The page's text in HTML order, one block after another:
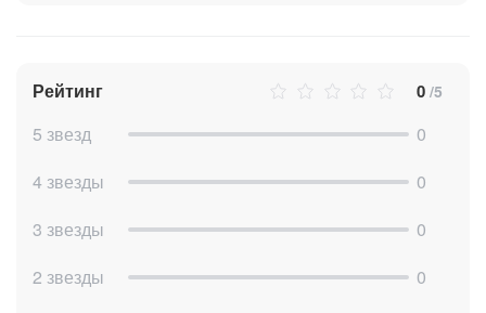
Рейтинг 0 /5
5 звезд
0
4 звезды
0
3 звезды
0
2 звезды
0